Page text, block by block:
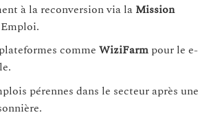
à la reconversion via la Mission
comme WiziFarmpour le e-
pérennes dans le secteur après une